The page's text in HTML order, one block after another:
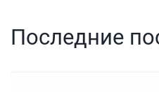
Последние